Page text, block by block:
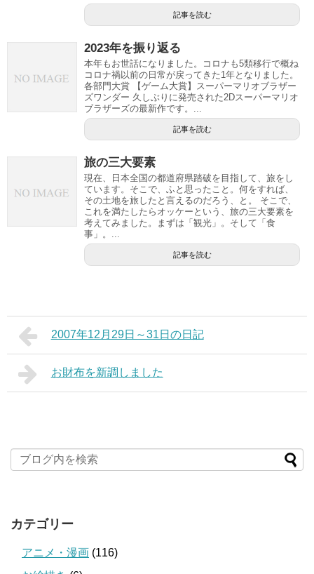
記事を読む
2023年を振り返る
本年もお世話になりました。コロナも5類移行で概ね
コロナ禍以前の日常が戻ってきた1年となりました。
各部門大賞 【ゲーム大賞】スーパーマリオブラザー
ズワンダー 久しぶりに発売された2Dスーパーマリオ
ブラザーズの最新作です。...
記事を読む
旅の三大要素
現在、日本全国の都道府県踏破を目指して、旅をし
ています。そこで、ふと思ったこと。何をすれば、
その土地を旅したと言えるのだろう、と。 そこで、
これを満たしたらオッケーという、旅の三大要素を
考えてみました。まずは「観光」。そして「食
事」。...
記事を読む
2007年12月29日～31日の日記
お財布を新調しました
カテゴリー
アニメ・漫画 (116)